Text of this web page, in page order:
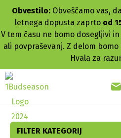
Obvestilo: Obveščamo vas,
letnega dopusta zaprto od
V tem času ne bomo dosegljivi
ali povpraševanj. Z delom
Hvala za
FILTER KATEGORIJ